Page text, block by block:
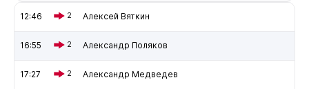
12:46 2 Алексей Вяткин
16:55 2 Александр Поляков
17:27 2 Александр Медведев